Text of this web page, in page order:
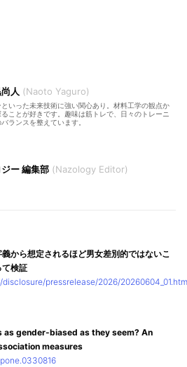
人 Naoto Yaguro
いった未来技術に強い関心あり。材料工学の観点か
ことが好きです。趣味は筋トレで、日々のトレーニ
ランスを整えています。
ー 編集部 Nazology Editor
から想定されるほど男女差別的ではないこ
て検証
pressrelease/2026/
gender-biased as they seem? An
measures